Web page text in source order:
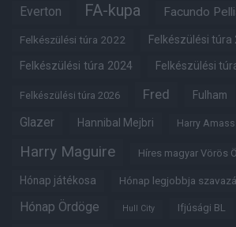
Everton FA-kupa Facundo
Felkészülési túra 2022 Felkészülési túra
Felkészülési túra 2024 Felkészülési
Felkészülési túra 2026 Fred Fulham
Glazer Hannibal Mejbri Harry Amass
Harry Maguire Híres magyar Vörös
Hónap játékosa Hónap legjobbja
Hónap Ördöge Hull City Ifjúsági BL